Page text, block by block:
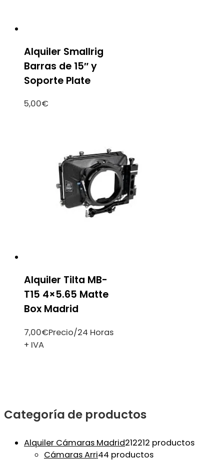
Categoría de productos
Alquiler Cámaras Madrid212212 productos
Cámaras Arri44 productos
Alquiler Smallrig
Barras de 15″ y
Soporte Plate
5,00€
Alquiler Tilta MB-
T15 4×5.65 Matte
Box Madrid
7,00€Precio/24 Horas
+ IVA